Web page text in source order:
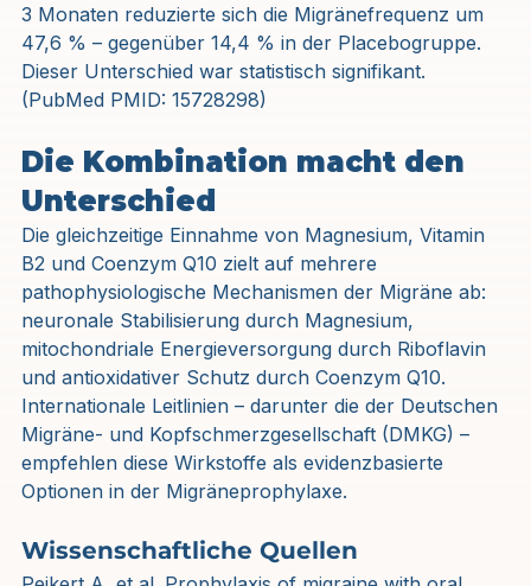
3 Monaten reduzierte sich die Migränefrequenz um
47,6 % – gegenüber 14,4 % in der Placebogruppe.
Dieser Unterschied war statistisch signifikant.
(PubMed PMID: 15728298)
Die Kombination macht den
Unterschied
Die gleichzeitige Einnahme von Magnesium, Vitamin
B2 und Coenzym Q10 zielt auf mehrere
pathophysiologische Mechanismen der Migräne ab:
neuronale Stabilisierung durch Magnesium,
mitochondriale Energieversorgung durch Riboflavin
und antioxidativer Schutz durch Coenzym Q10.
Internationale Leitlinien – darunter die der Deutschen
Migräne- und Kopfschmerzgesellschaft (DMKG) –
empfehlen diese Wirkstoffe als evidenzbasierte
Optionen in der Migräneprophylaxe.
Wissenschaftliche Quellen